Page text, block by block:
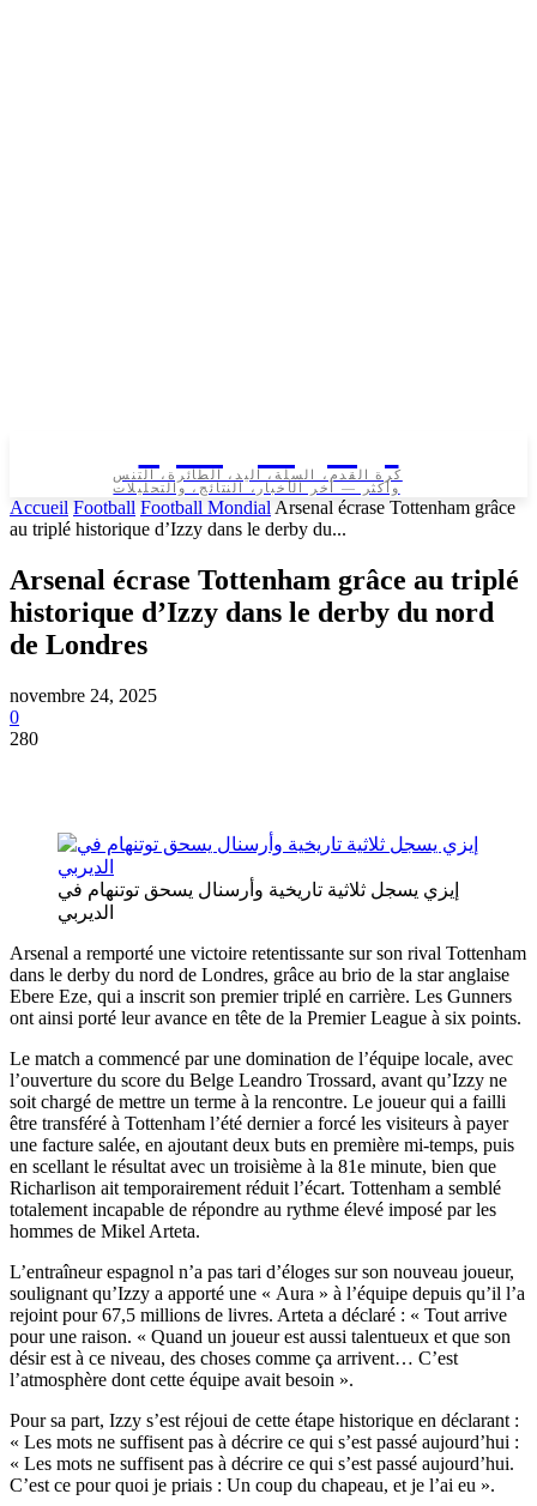
كرة القدم، السلة، اليد، الطائرة، التنس
وأكثر — آخر الأخبار، النتائج، والتحليلات
Accueil Football Football Mondial Arsenal écrase Tottenham grâce
au triplé historique d’Izzy dans le derby du...
Arsenal écrase Tottenham grâce au triplé
historique d’Izzy dans le derby du nord
de Londres
novembre 24, 2025
0
280
إيزي يسجل ثلاثية تاريخية وأرسنال يسحق توتنهام في
الديربي
Arsenal a remporté une victoire retentissante sur son rival Tottenham
dans le derby du nord de Londres, grâce au brio de la star anglaise
Ebere Eze, qui a inscrit son premier triplé en carrière. Les Gunners
ont ainsi porté leur avance en tête de la Premier League à six points.
Le match a commencé par une domination de l’équipe locale, avec
l’ouverture du score du Belge Leandro Trossard, avant qu’Izzy ne
soit chargé de mettre un terme à la rencontre. Le joueur qui a failli
être transféré à Tottenham l’été dernier a forcé les visiteurs à payer
une facture salée, en ajoutant deux buts en première mi-temps, puis
en scellant le résultat avec un troisième à la 81e minute, bien que
Richarlison ait temporairement réduit l’écart. Tottenham a semblé
totalement incapable de répondre au rythme élevé imposé par les
hommes de Mikel Arteta.
L’entraîneur espagnol n’a pas tari d’éloges sur son nouveau joueur,
soulignant qu’Izzy a apporté une « Aura » à l’équipe depuis qu’il l’a
rejoint pour 67,5 millions de livres. Arteta a déclaré : « Tout arrive
pour une raison. « Quand un joueur est aussi talentueux et que son
désir est à ce niveau, des choses comme ça arrivent… C’est
l’atmosphère dont cette équipe avait besoin ».
Pour sa part, Izzy s’est réjoui de cette étape historique en déclarant :
« Les mots ne suffisent pas à décrire ce qui s’est passé aujourd’hui :
« Les mots ne suffisent pas à décrire ce qui s’est passé aujourd’hui.
C’est ce pour quoi je priais : Un coup du chapeau, et je l’ai eu ».